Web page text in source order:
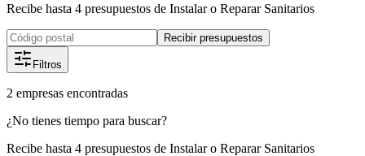
Recibe hasta 4 presupuestos de Instalar o Reparar Sanitarios
Recibir presupuestos
Filtros
2 empresas encontradas
¿No tienes tiempo para buscar?
Recibe hasta 4 presupuestos de Instalar o Reparar Sanitarios